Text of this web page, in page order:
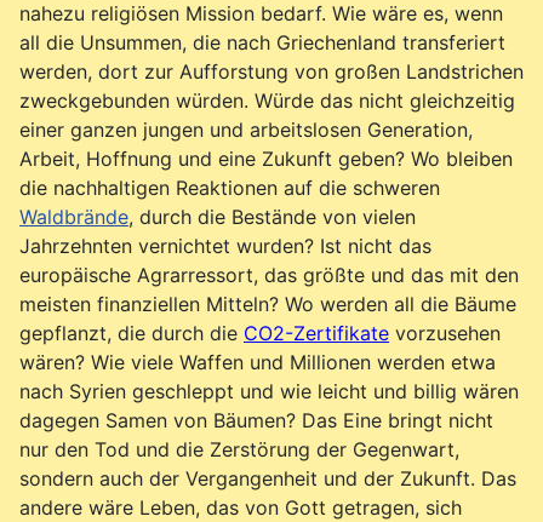
nahezu religiösen Mission bedarf. Wie wäre es, wenn
all die Unsummen, die nach Griechenland transferiert
werden, dort zur Aufforstung von großen Landstrichen
zweckgebunden würden. Würde das nicht gleichzeitig
einer ganzen jungen und arbeitslosen Generation,
Arbeit, Hoffnung und eine Zukunft geben? Wo bleiben
die nachhaltigen Reaktionen auf die schweren
Waldbrände, durch die Bestände von vielen
Jahrzehnten vernichtet wurden? Ist nicht das
europäische Agrarressort, das größte und das mit den
meisten finanziellen Mitteln? Wo werden all die Bäume
gepflanzt, die durch die CO2-Zertifikate vorzusehen
wären? Wie viele Waffen und Millionen werden etwa
nach Syrien geschleppt und wie leicht und billig wären
dagegen Samen von Bäumen? Das Eine bringt nicht
nur den Tod und die Zerstörung der Gegenwart,
sondern auch der Vergangenheit und der Zukunft. Das
andere wäre Leben, das von Gott getragen, sich